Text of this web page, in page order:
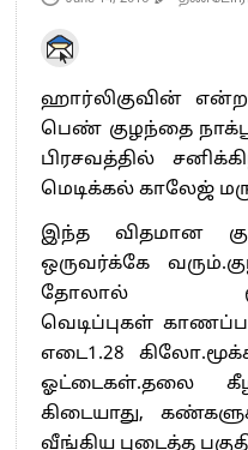
“ஜெயலலிதா அவர்களே என் ரோல்
ராகுல் காந்தி கைது – தவெக
பாகிஸ்தானின் அணு ஆயுத
மத்திய ஆசிரியர் தகுதித் தேர்வு:
தமிழக சட்டப்பேரவையில்
ஹார்லிகுவின்
பெண் குழந்தை
பிரசவத்தில்
மெடிக்கல் காலேஜ்
இந்த விதமான
ஒருவர்க்கே
தோலால்
வெடிப்புகள்
எடை1.28
ஓட்டைகள்.தலை
கிடையாது,
வீங்கிய புடைத்த